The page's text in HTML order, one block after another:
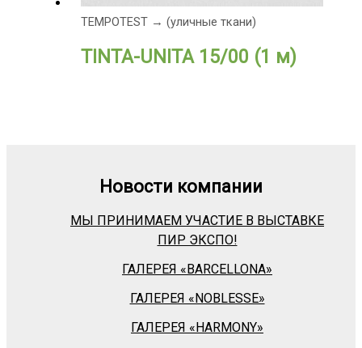
TEMPOTEST → (уличные ткани)
TINTA-UNITA 15/00 (1 м)
Новости компании
МЫ ПРИНИМАЕМ УЧАСТИЕ В ВЫСТАВКЕ
ПИР ЭКСПО!
ГАЛЕРЕЯ «BARСELLONA»
ГАЛЕРЕЯ «NOBLESSE»
ГАЛЕРЕЯ «HARMONY»